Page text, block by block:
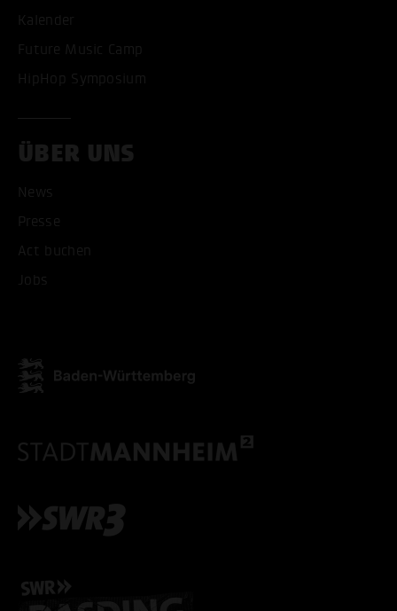
Kalender
Future Music Camp
HipHop Symposium
ÜBER UNS
News
Presse
Act buchen
Jobs